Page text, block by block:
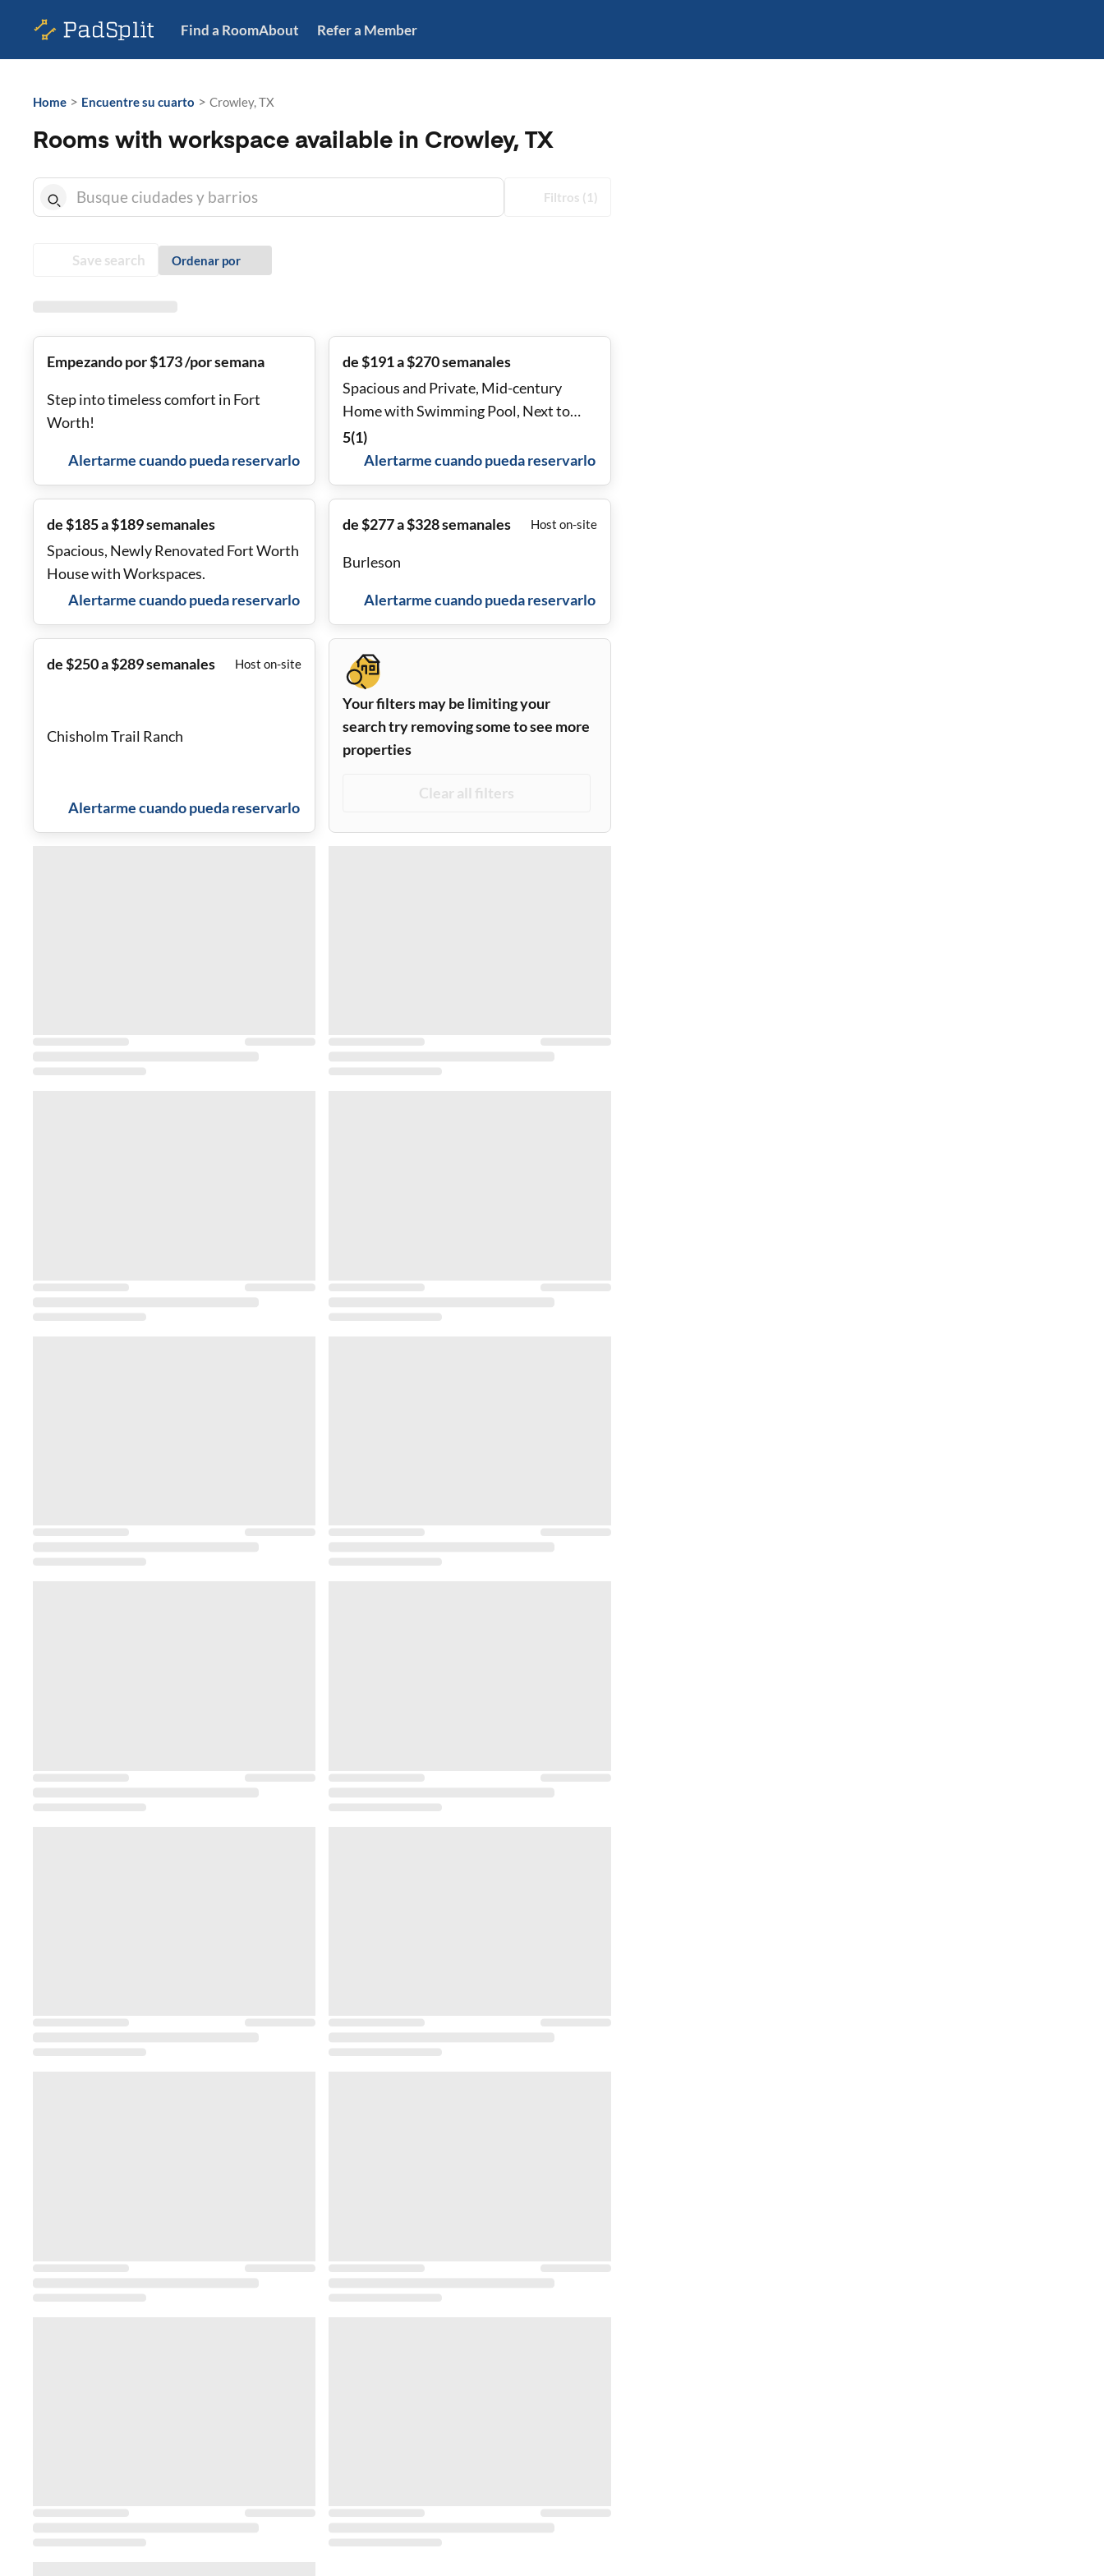
Find a RoomAbout Refer a Member
Home > Encuentre su cuarto > Crowley, TX
Rooms with workspace available in Crowley, TX
Filtros (1)
Save search Ordenar por
Empezando por $173 /por semana
Step into timeless comfort in Fort
Worth!
Alertarme cuando pueda reservarlo
de $191 a $270 semanales
Spacious and Private, Mid-century
Home with Swimming Pool, Next to
Walking Trails and Lake
5(1)
Alertarme cuando pueda reservarlo
de $185 a $189 semanales
Spacious, Newly Renovated Fort Worth
House with Workspaces.
Alertarme cuando pueda reservarlo
de $277 a $328 semanales Host on-site
Burleson
Alertarme cuando pueda reservarlo
de $250 a $289 semanales Host on-site
Chisholm Trail Ranch
Alertarme cuando pueda reservarlo
Your filters may be limiting your
search try removing some to see more
properties
Clear all filters